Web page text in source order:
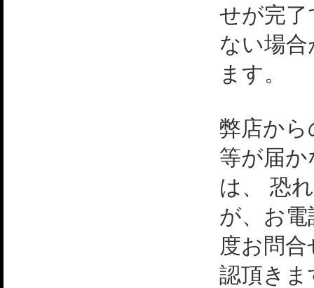
せが完
ない場
ます。
弊店か
等が届
は、 恐
が、お
度お問
認頂き